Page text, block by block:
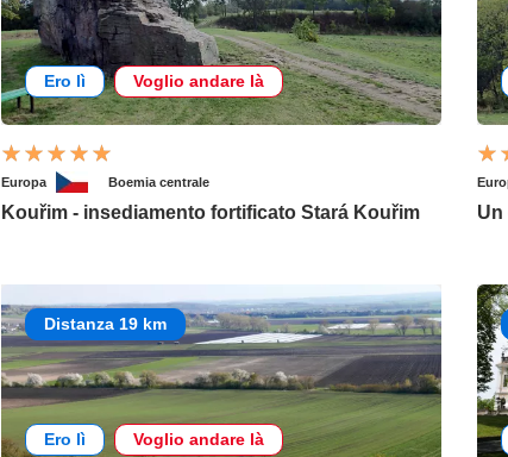
Ero lì Voglio andare là
Europa Boemia centrale
Kouřim - insediamento fortificato Stará Kouřim Un
Distanza 19 km
Ero lì Voglio andare là